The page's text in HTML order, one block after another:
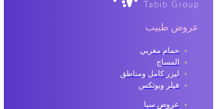
عروض طبيب
حمام مغربي
المساج
ليزر كامل ومناطق
فيلر وبوتكس
عروض سبا